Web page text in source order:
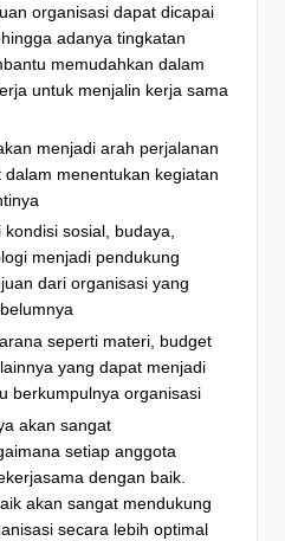
organisasi dapat dicapai
adanya tingkatan
memudahkan dalam
untuk menjalin kerja sama
menjadi arah perjalanan
menentukan kegiatan
sosial, budaya,
menjadi pendukung
dari organisasi yang
seperti materi, budget
yang dapat menjadi
berkumpulnya organisasi
akan sangat
setiap anggota
dengan baik.
akan sangat mendukung
secara lebih optimal